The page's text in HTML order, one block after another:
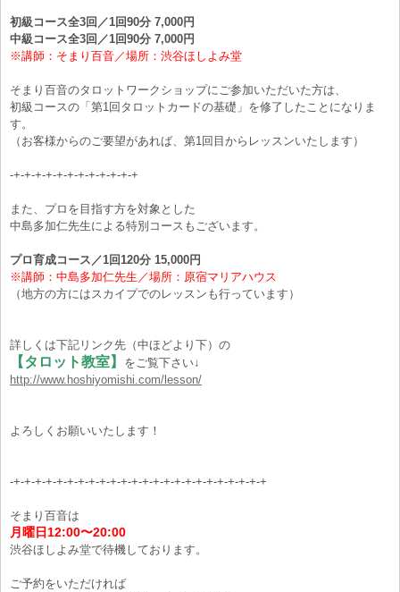
初級コース全3回／1回90分 7,000円
中級コース全3回／1回90分 7,000円
※講師：そまり百音／場所：渋谷ほしよみ堂
そまり百音のタロットワークショップにご参加いただいた方は、
初級コースの「第1回タロットカードの基礎」を修了したことになりま
す。
（お客様からのご要望があれば、第1回目からレッスンいたします）
-+-+-+-+-+-+-+-+-+-+-+-+
また、プロを目指す方を対象とした
中島多加仁先生による特別コースもございます。
プロ育成コース／1回120分 15,000円
※講師：中島多加仁先生／場所：原宿マリアハウス
（地方の方にはスカイプでのレッスンも行っています）
詳しくは下記リンク先（中ほどより下）の
【タロット教室】
をご覧下さい↓
http://www.hoshiyomishi.com/lesson/
よろしくお願いいたします！
-+-+-+-+-+-+-+-+-+-+-+-+-+-+-+-+-+-+-+-+-+-+-+-+
そまり百音は
月曜日12:00〜20:00
渋谷ほしよみ堂で待機しております。
ご予約をいただければ